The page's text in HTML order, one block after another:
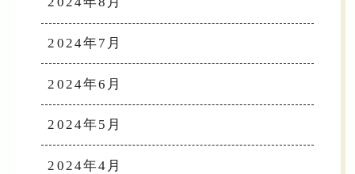
2024年7月
2024年6月
2024年5月
2024年4月